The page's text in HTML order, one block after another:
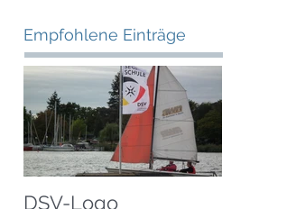
Empfohlene Einträge
DSV-Logo